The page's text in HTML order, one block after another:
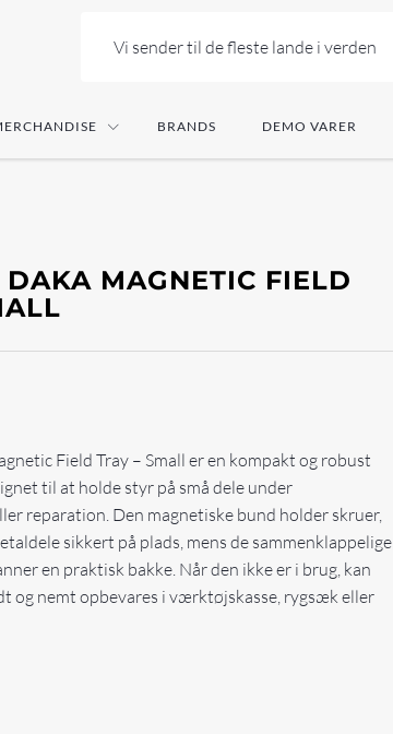
Vi sender til de fleste lande i verden
BRANDS DEMO VARER
MAGNETIC FIELD
Field Tray – Small er en kompakt og robust
til at holde styr på små dele under
reparation. Den magnetiske bund holder skruer,
sikkert på plads, mens de sammenklappelige
en praktisk bakke. Når den ikke er i brug, kan
og nemt opbevares i værktøjskasse, rygsæk eller